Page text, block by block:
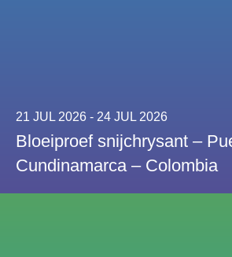
21 JUL 2026 - 24 JUL 2026
Bloeiproef snijchrysant –
Cundinamarca – Colombia